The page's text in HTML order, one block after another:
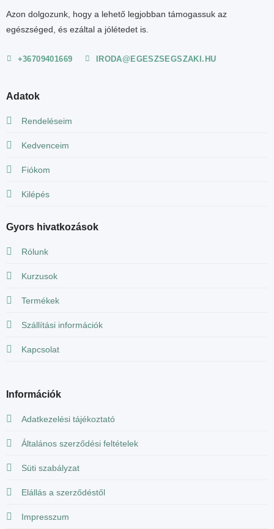
Azon dolgozunk, hogy a lehető legjobban támogassuk az
egészséged, és ezáltal a jólétedet is.
+36709401669 IRODA@EGESZSEGSZAKI.HU
Adatok
Rendeléseim
Kedvenceim
Fiókom
Kilépés
Gyors hivatkozások
Rólunk
Kurzusok
Termékek
Szállítási információk
Kapcsolat
Információk
Adatkezelési tájékoztató
Általános szerződési feltételek
Süti szabályzat
Elállás a szerződéstől
Impresszum